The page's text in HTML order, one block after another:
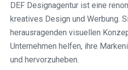
DEF Designagentur ist eine
kreatives Design und Werbung.
herausragenden visuellen
Unternehmen helfen, ihre
und hervorzuheben.